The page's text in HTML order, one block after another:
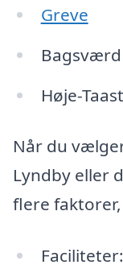
Greve
Bagsværd
Høje-
Når du
Lyndby eller
flere